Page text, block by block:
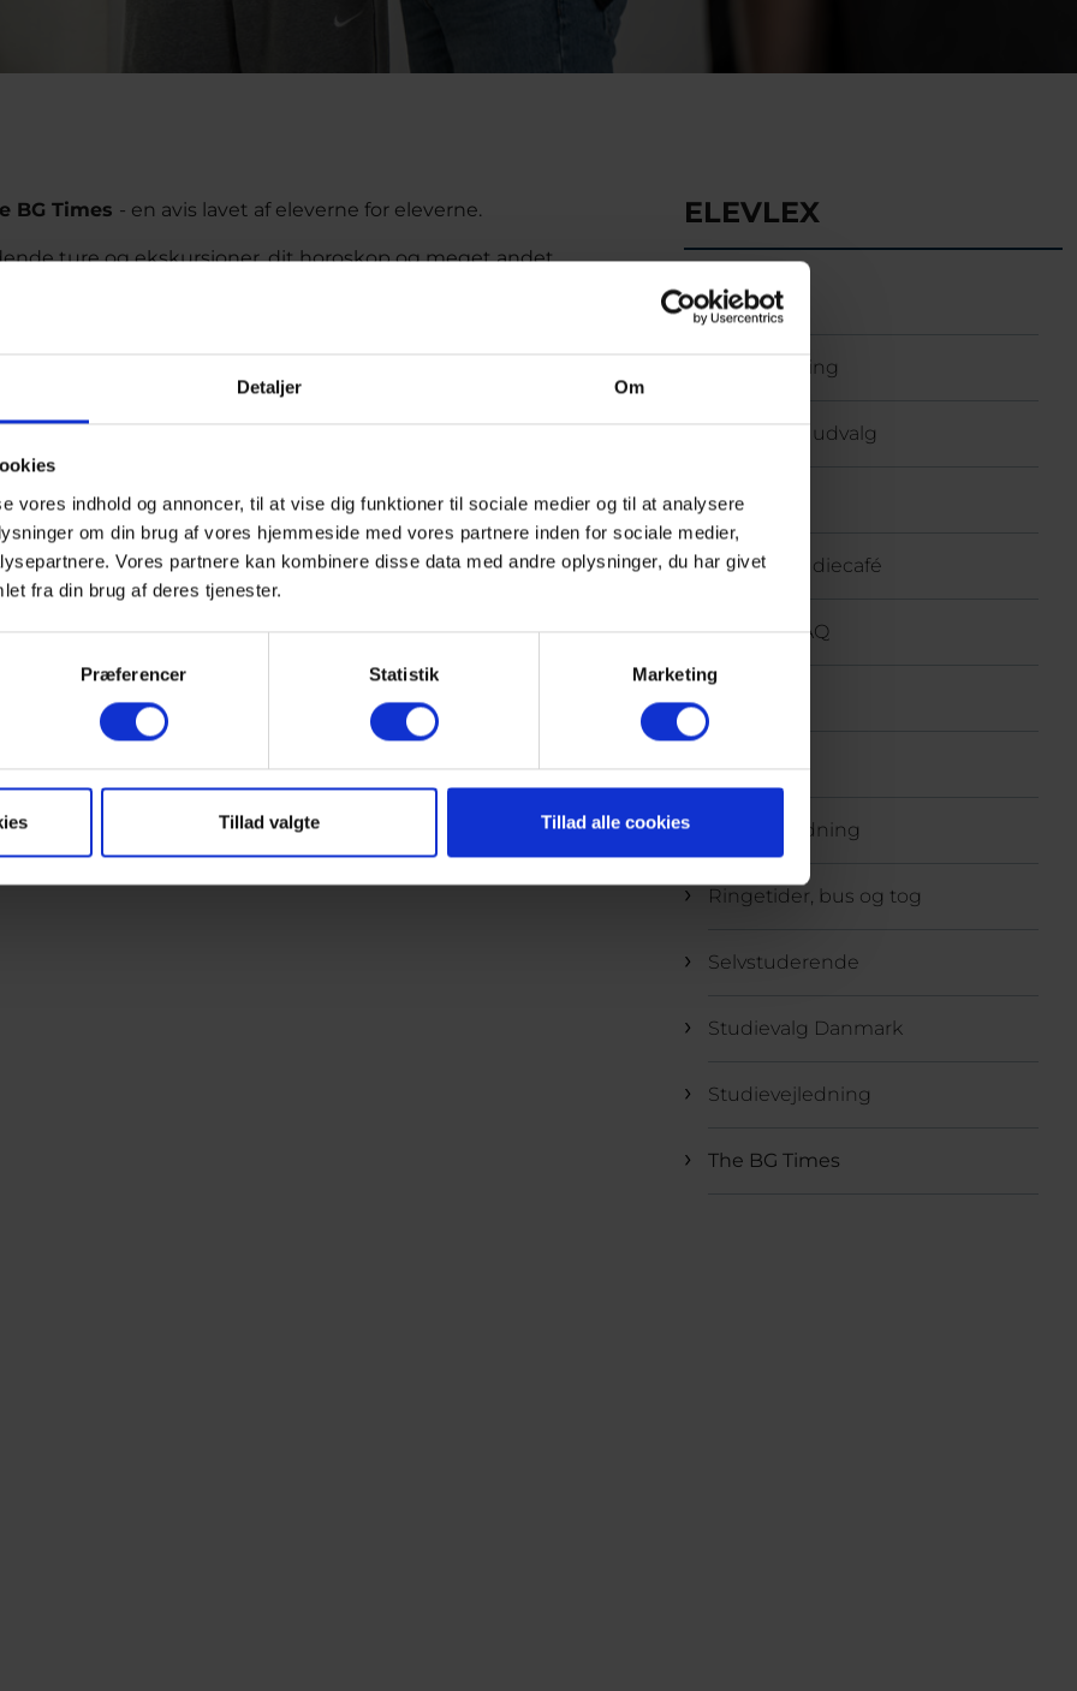
Detaljer Om
vores indhold og annoncer, til at vise dig funktioner til sociale medier og til at analysere
om din brug af vores hjemmeside med vores partnere inden for sociale medier,
Vores partnere kan kombinere disse data med andre oplysninger, du har givet
fra din brug af deres tjenester.
Præferencer Statistik Marketing
Tillad valgte Tillad alle cookies
BG Times - en avis lavet af eleverne for eleverne.
ture og ekskursioner, dit horoskop og meget andet.
ELEVLEX
Bibliotek
Egenbetaling
Elevråd og udvalg
Ferieplan
FOS og studiecafé
Opgave-FAQ
Kantine
Læsevejledning
Ringetider, bus og tog
Selvstuderende
Studievalg Danmark
Studievejledning
The BG Times